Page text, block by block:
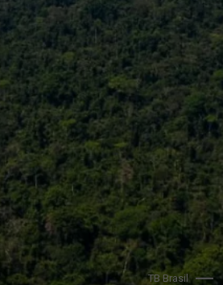
TB Brasil